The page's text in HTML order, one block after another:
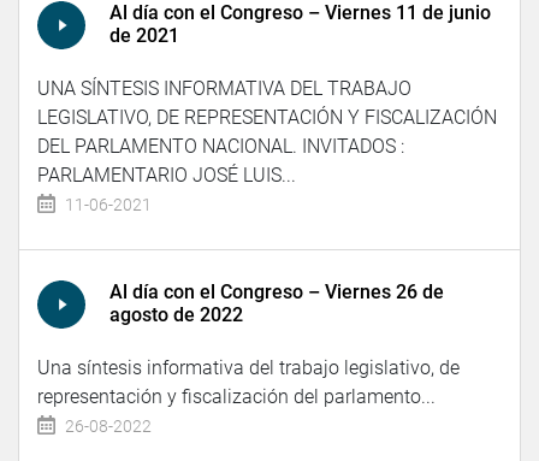
Al día con el Congreso – Viernes 11 de junio
de 2021
UNA SÍNTESIS INFORMATIVA DEL TRABAJO
LEGISLATIVO, DE REPRESENTACIÓN Y FISCALIZACIÓN
DEL PARLAMENTO NACIONAL. INVITADOS :
PARLAMENTARIO JOSÉ LUIS...
11-06-2021
Al día con el Congreso – Viernes 26 de
agosto de 2022
Una síntesis informativa del trabajo legislativo, de
representación y fiscalización del parlamento...
26-08-2022